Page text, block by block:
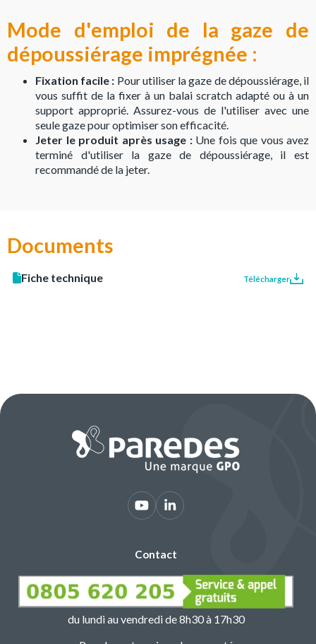
Mode d'emploi de la gaze de
dépoussiérage imprégnée :
Fixation facile : Pour utiliser la gaze de dépoussiérage, il
vous suffit de la fixer à un balai scratch adapté ou à un
support approprié. Assurez-vous de l'utiliser avec une
seule gaze pour optimiser son efficacité.
Jeter le produit après usage :Une fois que vous avez
terminé d'utiliser la gaze de dépoussiérage, il est
recommandé de la jeter.
Documents
Fiche technique Télécharger
Contact
du lundi au vendredi de 8h30 à 17h30